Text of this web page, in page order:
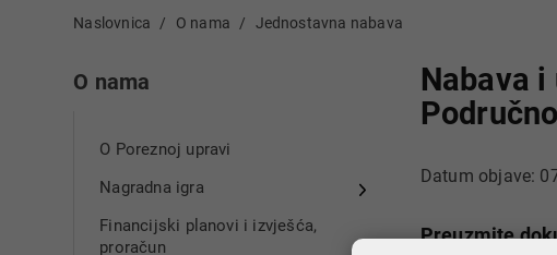
Naslovnica O nama Jednostavna nabava
O nama
O Poreznoj upravi
Nagradna igra
Financijski planovi i izvješća,
proračun
Nabava
Datum objave:
Preuzmite